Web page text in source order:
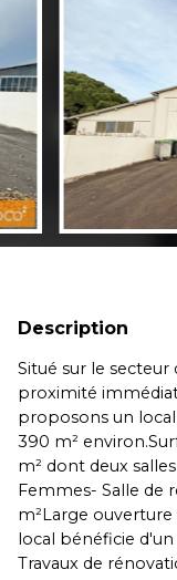
Description
Situé sur le secteur
proximité
proposons un
390 m²
m² dont deux
Femmes- Salle de
m²Large
local bénéficie
Travaux de